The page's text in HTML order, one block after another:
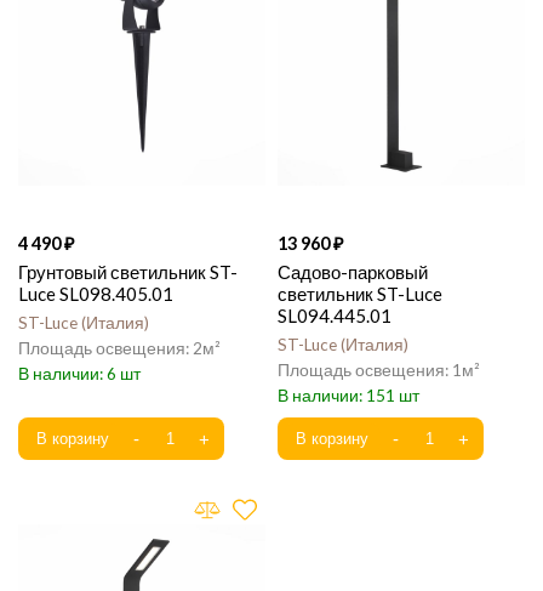
4 490
Грунтовый светильник ST-
Luce SL098.405.01
ST-Luce Италия
2
6
13 960
Садово-парковый
светильник ST-Luce
SL094.445.01
ST-Luce Италия
1
151